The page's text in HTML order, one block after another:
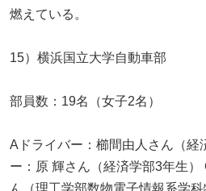
燃えている。
15）横浜国立大学自動車部
部員数：19名（女子2名）
Aドライバー：櫛間由人さん（経
ー：原 輝さん（経済学部3年生）
ん（理工学部数物電子情報系学科